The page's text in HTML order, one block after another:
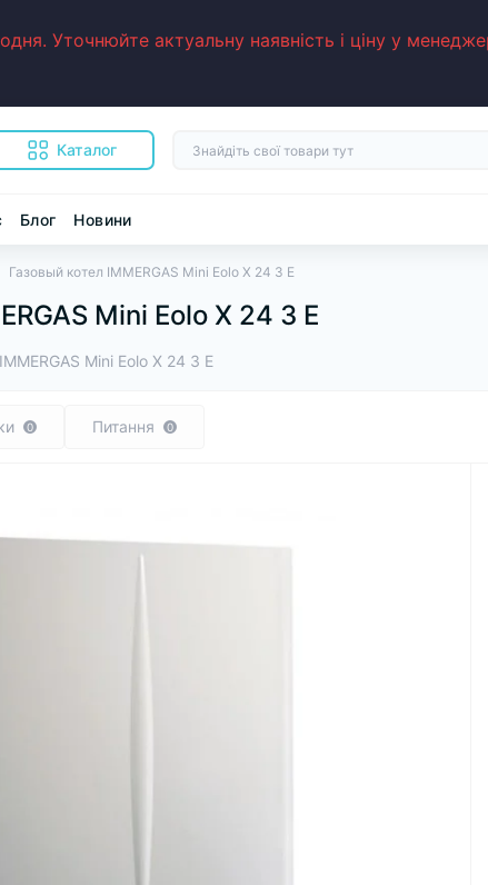
Уточнюйте актуальну наявність і ціну у
Каталог
Блог Новини
Газовый котел IMMERGAS Mini Eolo X 24 3 E
Mini Eolo X 24 3 E
IMMERGAS Mini Eolo X 24 3 E
0 Питання 0